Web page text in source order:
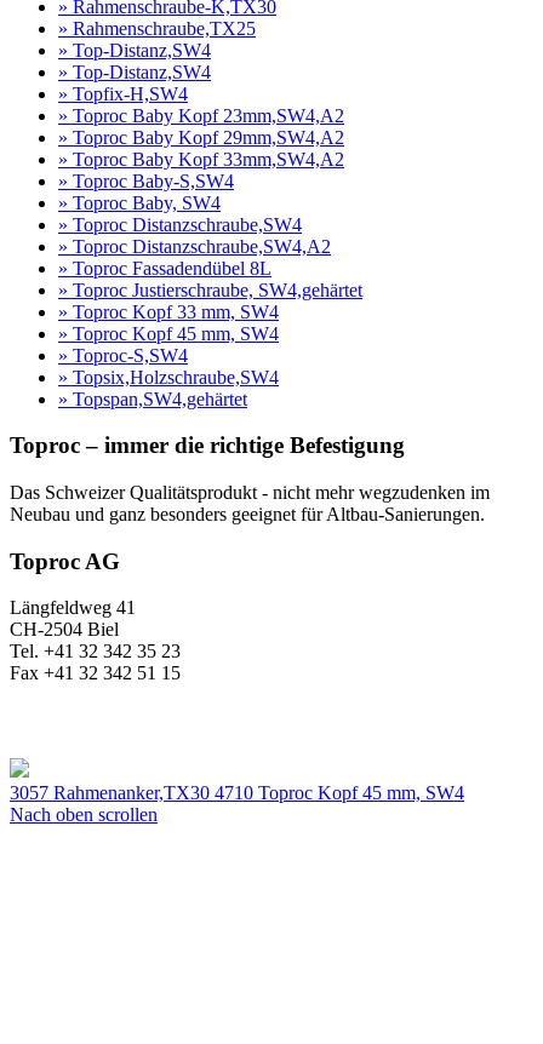
» Rahmenschraube-K,TX30
» Rahmenschraube,TX25
» Top-Distanz,SW4
» Top-Distanz,SW4
» Topfix-H,SW4
» Toproc Baby Kopf 23mm,SW4,A2
» Toproc Baby Kopf 29mm,SW4,A2
» Toproc Baby Kopf 33mm,SW4,A2
» Toproc Baby-S,SW4
» Toproc Baby, SW4
» Toproc Distanzschraube,SW4
» Toproc Distanzschraube,SW4,A2
» Toproc Fassadendübel 8L
» Toproc Justierschraube, SW4,gehärtet
» Toproc Kopf 33 mm, SW4
» Toproc Kopf 45 mm, SW4
» Toproc-S,SW4
» Topsix,Holzschraube,SW4
» Topspan,SW4,gehärtet
Toproc – immer die richtige Befestigung
Das Schweizer Qualitätsprodukt - nicht mehr wegzudenken im
Neubau und ganz besonders geeignet für Altbau-Sanierungen.
Toproc AG
Längfeldweg 41
CH-2504 Biel
Tel. +41 32 342 35 23
Fax +41 32 342 51 15
3057 Rahmenanker,TX30 4710 Toproc Kopf 45 mm, SW4
Nach oben scrollen